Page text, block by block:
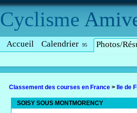
Cyclisme
Accueil Calendrier 95 Photos/
Classement des courses en France > Ile de
SOISY SOUS MONTMORENCY